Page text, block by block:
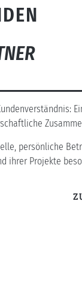
persönliche
ihrer Projekte